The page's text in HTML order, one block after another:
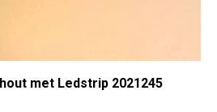
met Ledstrip 2021245